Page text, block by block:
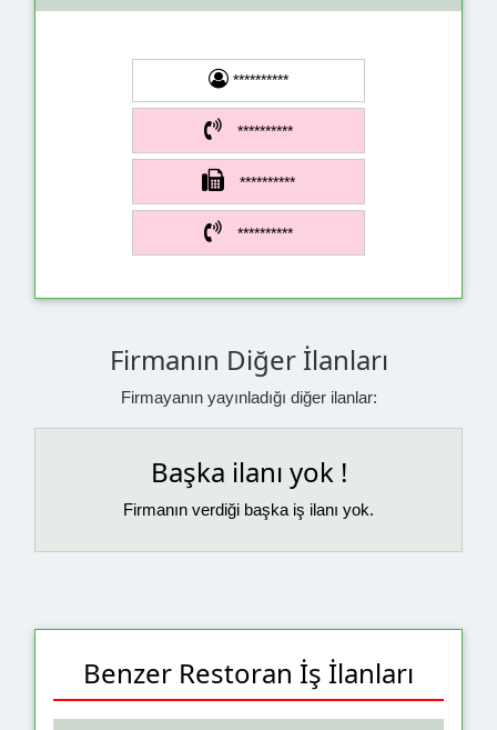
**********
**********
**********
**********
Firmanın Diğer İlanları
Firmayanın yayınladığı diğer ilanlar:
Başka ilanı yok !
Firmanın verdiği başka iş ilanı yok.
Benzer Restoran İş İlanları